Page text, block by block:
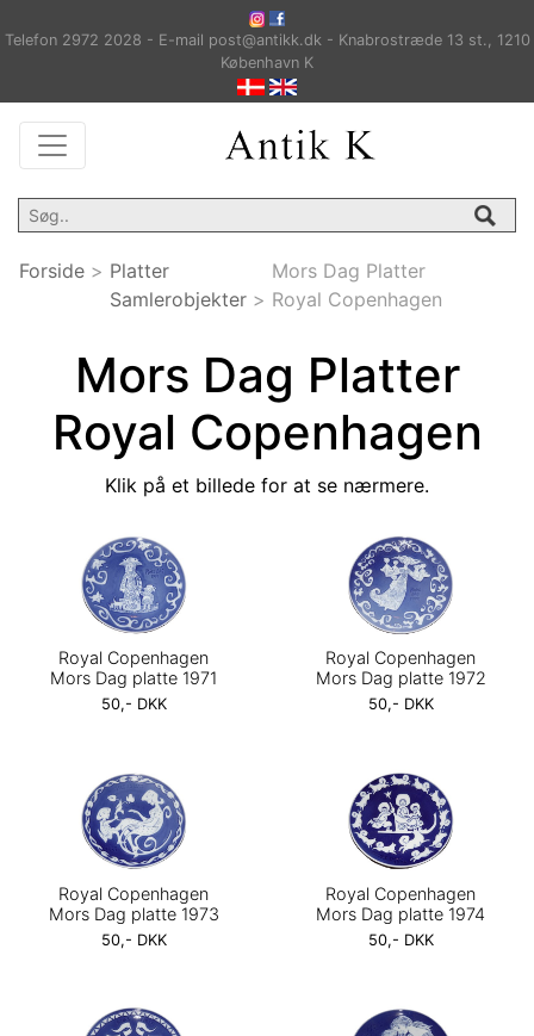
Telefon 2972 2028 - E-mail post@antikk.dk - Knabrostræde 13 st., 1210
København K
Forside > Platter
Samlerobjekter >
Mors Dag Platter
Royal Copenhagen
Mors Dag Platter
Royal Copenhagen
Klik på et billede for at se nærmere.
Royal Copenhagen
Mors Dag platte 1971
50,- DKK
Royal Copenhagen
Mors Dag platte 1972
50,- DKK
Royal Copenhagen
Mors Dag platte 1973
50,- DKK
Royal Copenhagen
Mors Dag platte 1974
50,- DKK